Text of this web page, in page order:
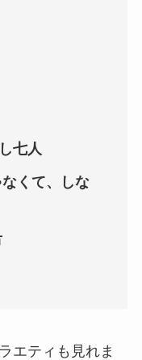
七人
くて、しな
エティも見れま